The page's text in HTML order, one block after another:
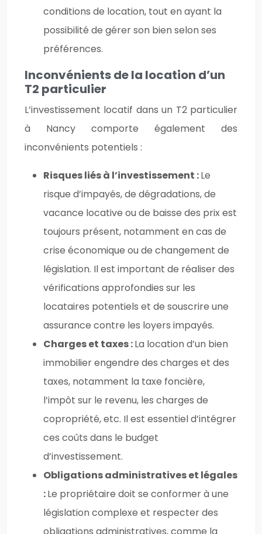
conditions de location, tout en ayant la
possibilité de gérer son bien selon ses
préférences.
Inconvénients de la location d’un
T2 particulier
L’investissement locatif dans un T2 particulier
à Nancy comporte également des
inconvénients potentiels :
Risques liés à l’investissement :Le
risque d’impayés, de dégradations, de
vacance locative ou de baisse des prix est
toujours présent, notamment en cas de
crise économique ou de changement de
législation. Il est important de réaliser des
vérifications approfondies sur les
locataires potentiels et de souscrire une
assurance contre les loyers impayés.
Charges et taxes :La location d’un bien
immobilier engendre des charges et des
taxes, notamment la taxe foncière,
l’impôt sur le revenu, les charges de
copropriété, etc. Il est essentiel d’intégrer
ces coûts dans le budget
d’investissement.
Obligations administratives et légales
:Le propriétaire doit se conformer à une
législation complexe et respecter des